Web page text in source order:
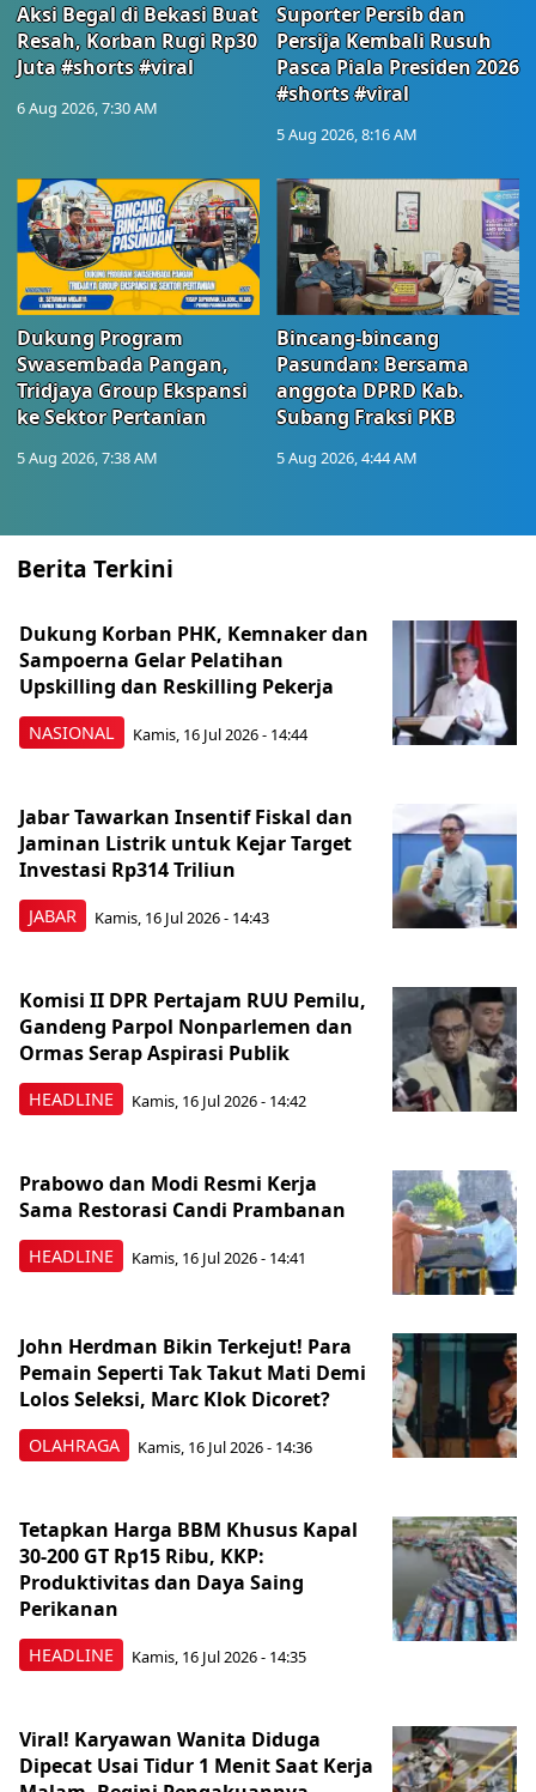
Aksi Begal di Bekasi Buat
Resah, Korban Rugi Rp30
Juta #shorts #viral
6 Aug 2026, 7:30 AM
Suporter Persib dan
Persija Kembali Rusuh
Pasca Piala Presiden 2026
#shorts #viral
5 Aug 2026, 8:16 AM
Dukung Program
Swasembada Pangan,
Tridjaya Group Ekspansi
ke Sektor Pertanian
5 Aug 2026, 7:38 AM
Bincang-bincang
Pasundan: Bersama
anggota DPRD Kab.
Subang Fraksi PKB
5 Aug 2026, 4:44 AM
Berita Terkini
NASIONAL
Dukung Korban PHK, Kemnaker dan
Sampoerna Gelar Pelatihan
Upskilling dan Reskilling Pekerja
Kamis, 16 Jul 2026 - 14:44
JABAR
Jabar Tawarkan Insentif Fiskal dan
Jaminan Listrik untuk Kejar Target
Investasi Rp314 Triliun
Kamis, 16 Jul 2026 - 14:43
HEADLINE
Komisi II DPR Pertajam RUU Pemilu,
Gandeng Parpol Nonparlemen dan
Ormas Serap Aspirasi Publik
Kamis, 16 Jul 2026 - 14:42
HEADLINE
Prabowo dan Modi Resmi Kerja
Sama Restorasi Candi Prambanan
Kamis, 16 Jul 2026 - 14:41
OLAHRAGA
John Herdman Bikin Terkejut! Para
Pemain Seperti Tak Takut Mati Demi
Lolos Seleksi, Marc Klok Dicoret?
Kamis, 16 Jul 2026 - 14:36
HEADLINE
Tetapkan Harga BBM Khusus Kapal
30-200 GT Rp15 Ribu, KKP:
Produktivitas dan Daya Saing
Perikanan
Kamis, 16 Jul 2026 - 14:35
Viral! Karyawan Wanita Diduga
Dipecat Usai Tidur 1 Menit Saat Kerja